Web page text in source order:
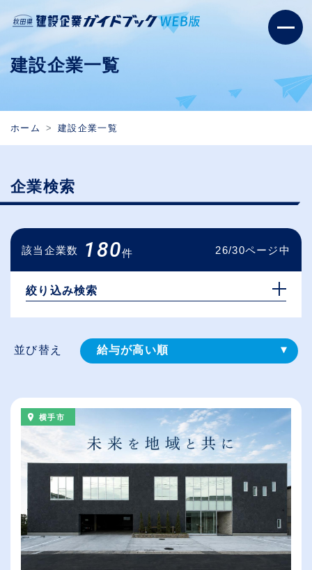
建設企業一覧
ホーム 建設企業一覧
企業検索
該当企業数 180件 26/30ページ中
絞り込み検索
並び替え 給与が高い順
従業員が多い順
休日数が多い順
横手市